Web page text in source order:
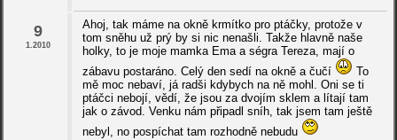
9
1.2010
Ahoj, tak máme na okně krmítko pro ptáčky, protože v
tom sněhu už prý by si nic nenašli. Takže hlavně naše
holky, to je moje mamka Ema a ségra Tereza, mají o
zábavu postaráno. Celý den sedí na okně a čučí
To
mě moc nebaví, já radši kdybych na ně mohl. Oni se ti
ptáčci nebojí, vědí, že jsou za dvojím sklem a lítají tam
jak o závod. Venku nám připadl sníh, tak jsem tam ještě
nebyl, no pospíchat tam rozhodně nebudu